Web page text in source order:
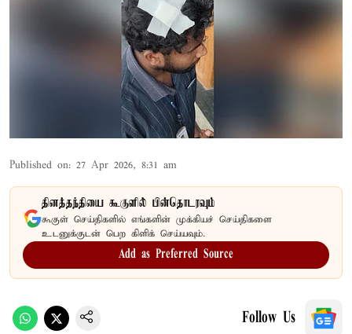
Published on: 27 Apr 2026, 8:31 am
தினத்தந்தியை கூகுளில் பின்தொடரவும்
கூகுள் செய்திகளில் எங்களின் முக்கியச் செய்திகளை
உடனுக்குடன் பெற கிளிக் செய்யவும்.
Add as Preferred Source
Follow Us